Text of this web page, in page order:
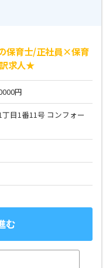
保育士/正社員×保育
求人★
円
目1番11号 コンフォー
む